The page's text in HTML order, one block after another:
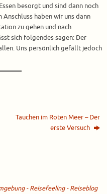
besorgt und sind dann noch
haben wir uns dann
zu gehen und nach
sich folgendes sagen: Der
Uns persönlich gefällt jedoch
Tauchen im Roten Meer – Der
erste Versuch
- Reisefeeling - Reiseblog